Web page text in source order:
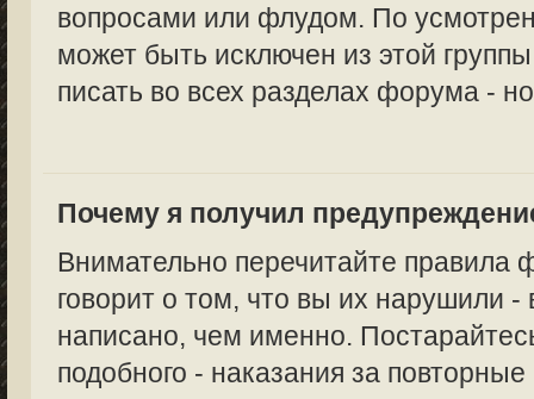
вопросами или флудом. По
может быть исключен из этой
писать во всех разделах форума -
Почему я получил
Внимательно перечитайте
говорит о том, что вы их нарушили -
написано, чем именно.
подобного - наказания за